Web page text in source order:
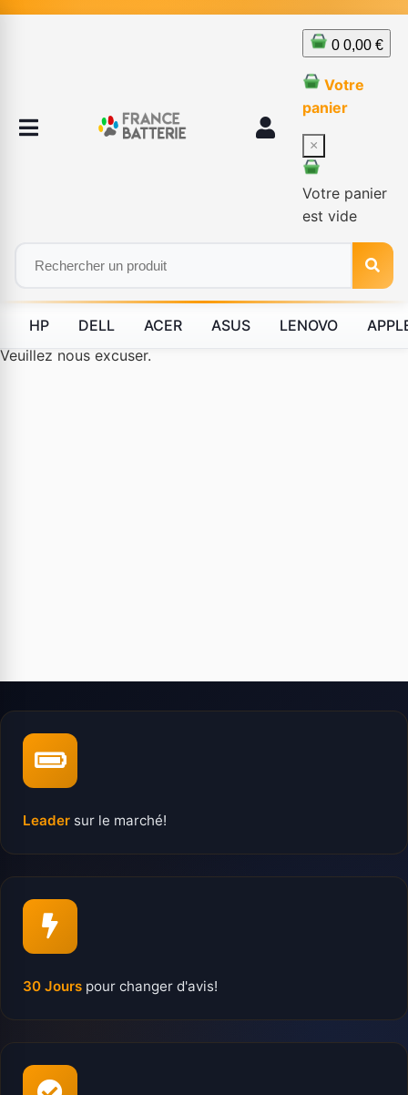
0 0,00 €
Votre
panier
×
Votre panier
est vide
HP DELL ACER ASUS LENOVO
Le produit #BLD--12232 n'est plus disponible à la vente.
Veuillez nous excuser.
Leader sur le marché!
30 Jours pour changer d'avis!